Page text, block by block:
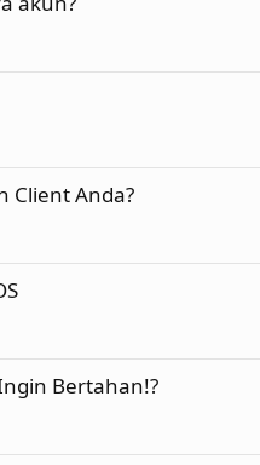
e
Client Anda?
Bertahan!?